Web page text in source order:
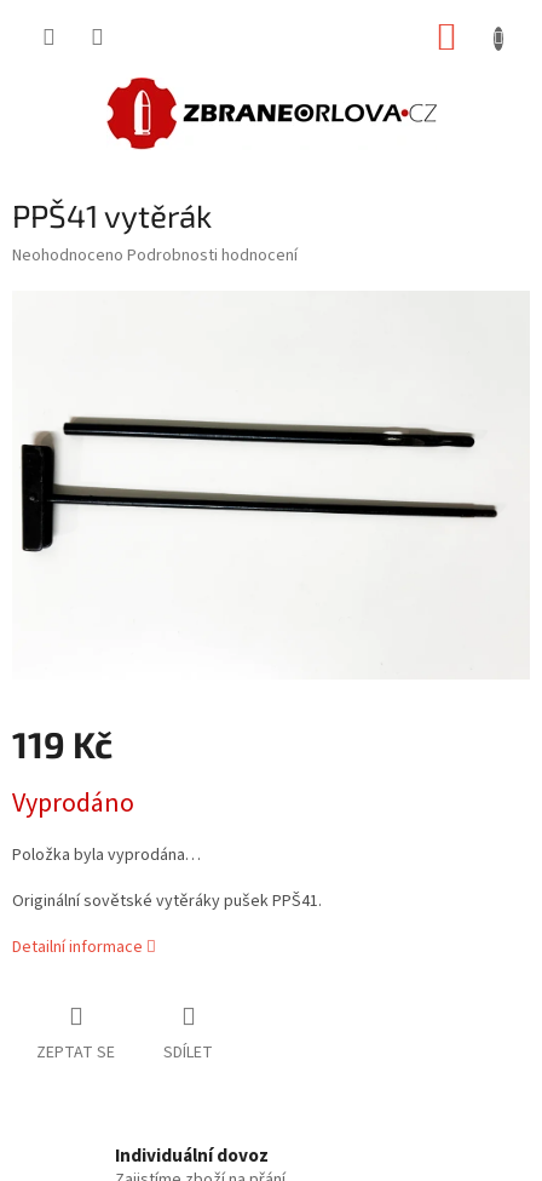
PPŠ41 vytěrák
Průměrné
hvězdiček.
Neohodnoceno Podrobnosti hodnocení
119 Kč
cena:
Vyprodáno
Položka byla vyprodána…
Originální sovětské vytěráky pušek PPŠ41.
Detailní informace
ZEPTAT SE SDÍLET
Individuální dovoz